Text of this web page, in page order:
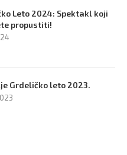
Leto 2024: Spektakl koji
propustiti!
Grdeličko leto 2023.